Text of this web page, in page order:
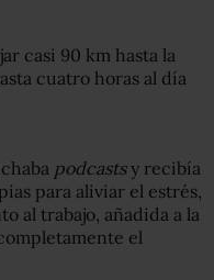
casi 90 km hasta la
cuatro horas al día
podcastsy recibía
para aliviar el estrés,
al trabajo, añadida a la
el